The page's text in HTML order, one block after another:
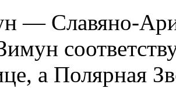
— Славяно-
а Полярная